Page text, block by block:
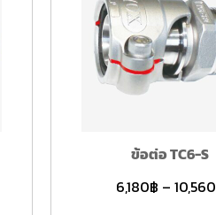
ข้อต่อ TC6-S
6,180฿ – 10,560